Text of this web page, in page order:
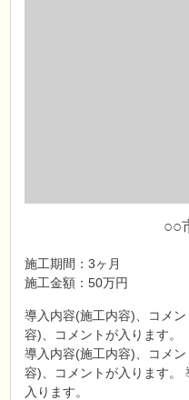
○○
施工期間：3ヶ月
施工金額：50万円
導入内容(施工内容)、コメ
容)、コメントが入ります。
導入内容(施工内容)、コメ
容)、コメントが入ります。
入ります。